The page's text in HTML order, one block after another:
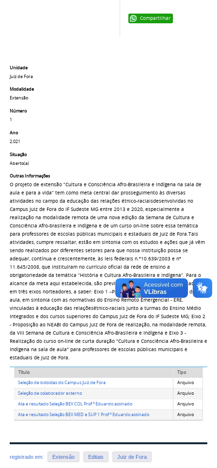
Compartilhar
Unidade
Juiz de Fora
Modalidade
Extensão
Número
1
Ano
2.021
Situação
Aberto(a)
Outras Informações
O projeto de extensão “Cultura e Consciência Afro-Brasileira e Indígena na sala de
aula e para a vida” tem como meta central dar prosseguimento às diversas
atividades no campo da educação das relações étnico-raciaisdesenvolvidas no
Campus Juiz de Fora do IF Sudeste MG entre 2013 e 2020, especialmente a
realização na modalidade remota de uma nova edição da Semana de Cultura e
Consciência Afro-brasileira e Indígena e de um curso on-line sobre essa temática
para professores de escolas públicas municipais e estaduais de Juiz de Fora.Tais
atividades, cumpre ressaltar, estão em sintonia com os estudos e ações que já vêm
sendo realizados por diferentes setores para que nossa instituição possa se
adequar, contínua e crescentemente, às leis federais n.º10.639/2003 e nº
11.645/2008, que instituíram no currículo oficial da rede de ensino a
obrigatoriedade da temática “História e Cultura Afro-Brasileira e Indígena”. Para o
alcance da meta aqui estabelecida, são previstas ações e atividades organizadas
em três eixos norteadores, a saber: Eixo 1 –Promoção de atividades em sala de
aula, em sintonia com as normativas do Ensino Remoto Emergencial - ERE,
vinculadas à educação das relaçõesétnico-raciais junto a turmas do Ensino Médio
Integrados e dos cursos superiores do Campus Juiz de Fora do IF Sudeste MG; Eixo 2
- Proposição ao NEABI do Campus Juiz de Fora de realização, na modalidade remota,
da VIII Semana de Cultura e Consciência Afro-Brasileira e Indígena e Eixo 3 -
Realização do curso on-line de curta duração "Cultura e Consciência Afro-Brasileira e
Indígena na sala de aula" para professores de escolas públicas municipais e
estaduais de Juiz de Fora.
Título
Tipo
Seleção de bolsistas do Campus Juiz de Fora
Arquivo
Seleção de colaborador externo
Arquivo
Ata e resultado Seleção BEX COL Prof º Eduardo assinado
Arquivo
Ata e resultado Seleção BEX MED e SUP 1 Prof º Eduardo assinado
Arquivo
registrado em: Extensão Editais Juiz de Fora